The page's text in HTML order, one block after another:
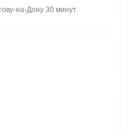
на-Дону 30 минут.